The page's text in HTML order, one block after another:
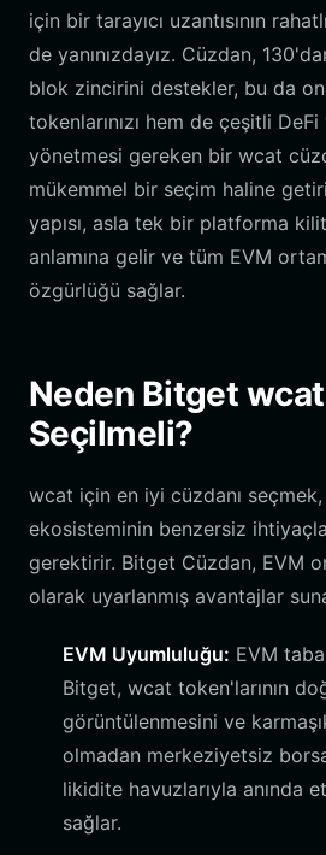
için bir tarayıcı uzantısının
de yanınızdayız. Cüzdan,
blok zincirini destekler, bu da
tokenlarınızı hem de çeşitli DeFi
yönetmesi gereken bir wcat
mükemmel bir seçim haline
yapısı, asla tek bir platforma
anlamına gelir ve tüm EVM
özgürlüğü sağlar.
Neden Bitget wcat
Seçilmeli?
wcat için en iyi cüzdanı
ekosisteminin benzersiz
gerektirir. Bitget Cüzdan, EVM
olarak uyarlanmış avantajlar
EVM Uyumluluğu: EVM
Bitget, wcat token'larının
görüntülenmesini ve
olmadan merkeziyetsiz
likidite havuzlarıyla anında
sağlar.